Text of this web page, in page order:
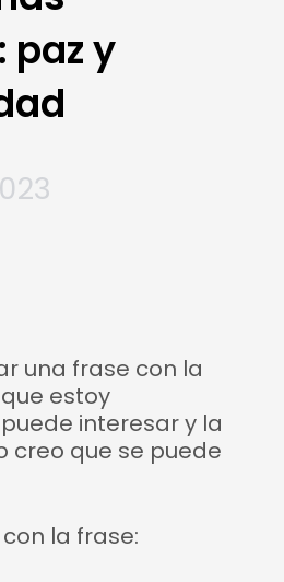
paz y
una frase con la
estoy
interesar y la
creo que se puede
la frase: